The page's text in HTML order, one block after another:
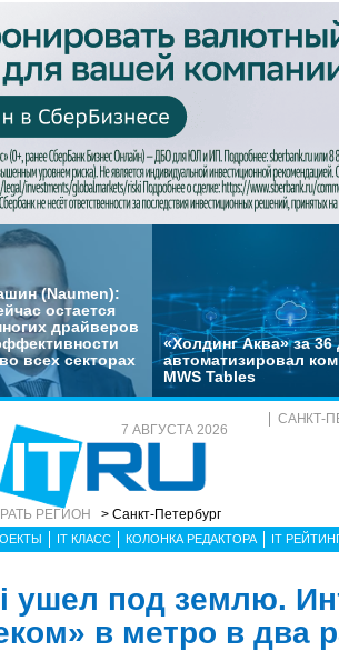
(Naumen):
остается
драйверов
всех секторах
«Холдинг Аква» за 36
автоматизировал
MWS Tables
7 АВГУСТА 2026
РЕГИОН > Санкт-Петербург
САНКТ-
IT КЛАСС КОЛОНКА РЕДАКТОРА IT
ушел под землю.
в метро в два